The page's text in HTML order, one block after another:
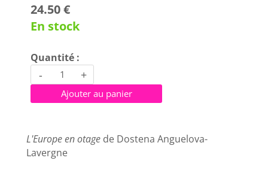
24.50 €
En stock
Quantité :
- +
Ajouter au panier
L'Europe en otage de Dostena Anguelova-
Lavergne